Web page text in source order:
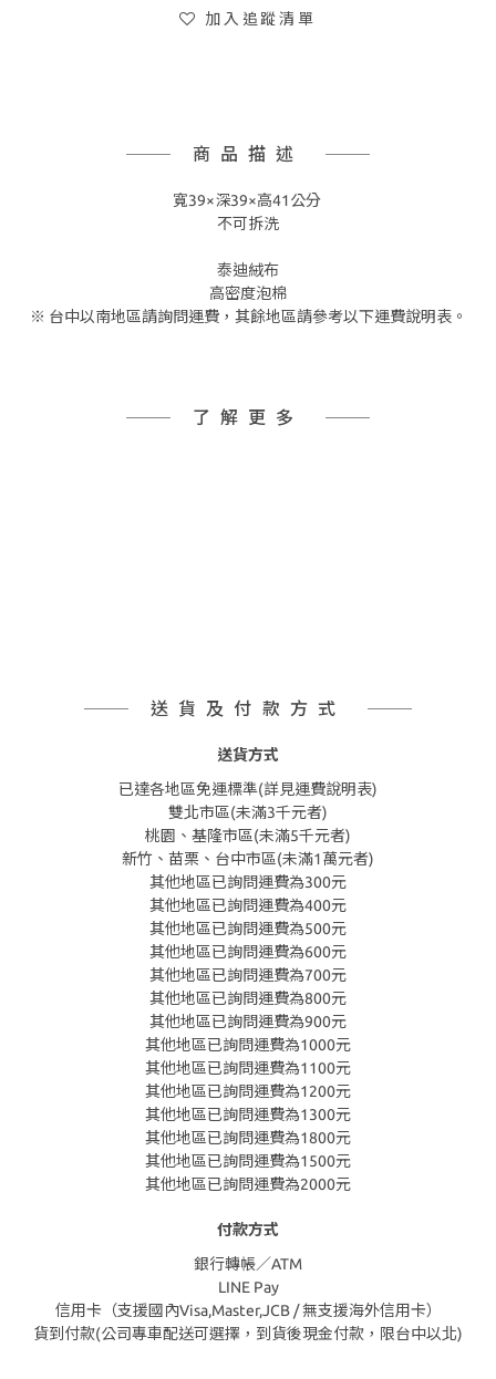
加入追蹤清單
商品描述
寬39×深39×高41公分
不可拆洗
泰迪絨布
高密度泡棉
※ 台中以南地區請詢問運費，其餘地區請參考以下運費說明表。
了解更多
送貨及付款方式
送貨方式
已達各地區免運標準(詳見運費說明表)
雙北市區(未滿3千元者)
桃園、基隆市區(未滿5千元者)
新竹、苗栗、台中市區(未滿1萬元者)
其他地區已詢問運費為300元
其他地區已詢問運費為400元
其他地區已詢問運費為500元
其他地區已詢問運費為600元
其他地區已詢問運費為700元
其他地區已詢問運費為800元
其他地區已詢問運費為900元
其他地區已詢問運費為1000元
其他地區已詢問運費為1100元
其他地區已詢問運費為1200元
其他地區已詢問運費為1300元
其他地區已詢問運費為1800元
其他地區已詢問運費為1500元
其他地區已詢問運費為2000元
付款方式
銀行轉帳／ATM
LINE Pay
信用卡（支援國內Visa,Master,JCB / 無支援海外信用卡）
貨到付款(公司專車配送可選擇，到貨後現金付款，限台中以北)